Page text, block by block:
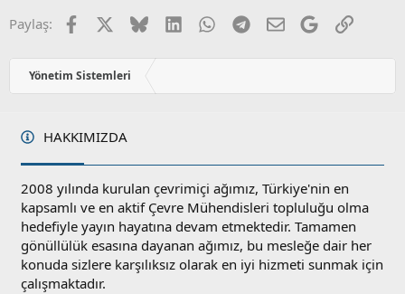
o
l
Paylaş: Facebook BlueskyLinkedInWhatsApp
Telegram
E-postaGoogleLink
Yönetim Sistemleri
HAKKIMIZDA
2008 yılında kurulan çevrimiçi ağımız, Türkiye'nin en
kapsamlı ve en aktif Çevre Mühendisleri topluluğu olma
hedefiyle yayın hayatına devam etmektedir. Tamamen
gönüllülük esasına dayanan ağımız, bu mesleğe dair her
konuda sizlere karşılıksız olarak en iyi hizmeti sunmak için
çalışmaktadır.